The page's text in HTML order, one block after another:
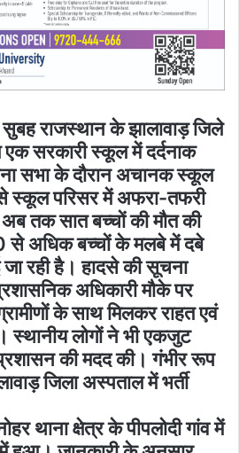
राजस्थान के झालावाड़ जिले
एक सरकारी स्कूल में दर्दनाक
सभा के दौरान अचानक स्कूल
स्कूल परिसर में अफरा-तफरी
तक सात बच्चों की मौत की
से अधिक बच्चों के मलबे में दबे
रही है। हादसे की सूचना
अधिकारी मौके पर
के साथ मिलकर राहत एवं
स्थानीय लोगों ने भी एकजुट
की मदद की। गंभीर रूप
जिला अस्पताल में भर्ती
थाना क्षेत्र के पीपलोदी गांव में